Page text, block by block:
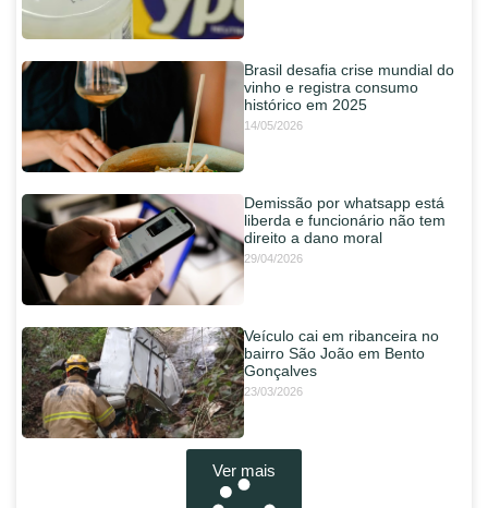
Brasil desafia crise mundial do
vinho e registra consumo
histórico em 2025
14/05/2026
Demissão por whatsapp está
liberda e funcionário não tem
direito a dano moral
29/04/2026
Veículo cai em ribanceira no
bairro São João em Bento
Gonçalves
23/03/2026
Ver mais